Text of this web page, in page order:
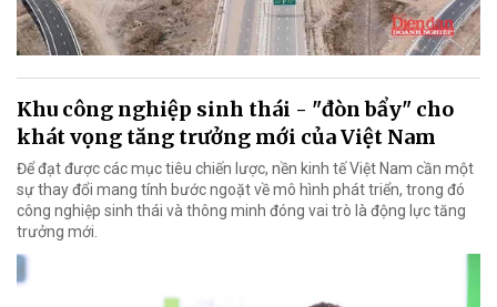
Khu công nghiệp sinh thái - "đòn bẩy" cho
khát vọng tăng trưởng mới của Việt Nam
Để đạt được các mục tiêu chiến lược, nền kinh tế Việt Nam cần một
sự thay đổi mang tính bước ngoặt về mô hình phát triển, trong đó
công nghiệp sinh thái và thông minh đóng vai trò là động lực tăng
trưởng mới.